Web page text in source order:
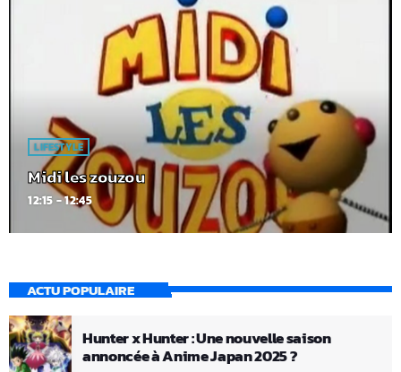
LIFESTYLE
Midi les zouzou
12:15 - 12:45
ACTU POPULAIRE
Hunter x Hunter : Une nouvelle saison
annoncée à Anime Japan 2025 ?